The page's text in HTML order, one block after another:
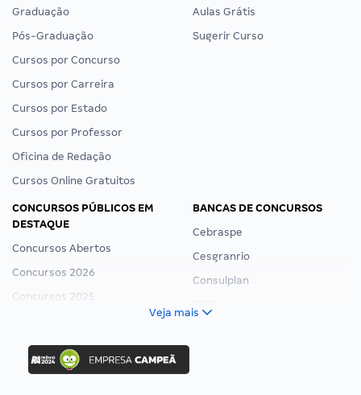
Graduação
Pós-Graduação
Cursos por Concurso
Cursos por Carreira
Cursos por Estado
Cursos por Professor
Oficina de Redação
Cursos Online Gratuitos
Aulas Grátis
Sugerir Curso
CONCURSOS PÚBLICOS EM
DESTAQUE
Concursos Abertos
Concursos 2026
Concursos 2025
Concurso Ibama
Concurso MPU
BANCAS DE CONCURSOS
Cebraspe
Cesgranrio
Consulplan
Veja mais